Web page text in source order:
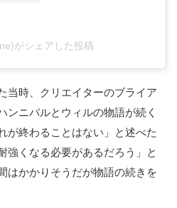
がシェアした投稿
当時、クリエイターのブライア
ンニバルとウィルの物語が続く
が終わることはない」と述べた
強くなる必要があるだろう」と
はかかりそうだが物語の続きを